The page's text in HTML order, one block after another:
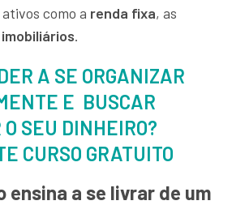
como a renda fixa, as
.
A SE ORGANIZAR
E BUSCAR
SEU DINHEIRO?
CURSO GRATUITO
ensina a se livrar de um